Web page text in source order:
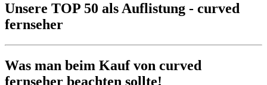
Unsere TOP 50 als Auflistung - curved
fernseher
Was man beim Kauf von curved
fernseher beachten sollte!